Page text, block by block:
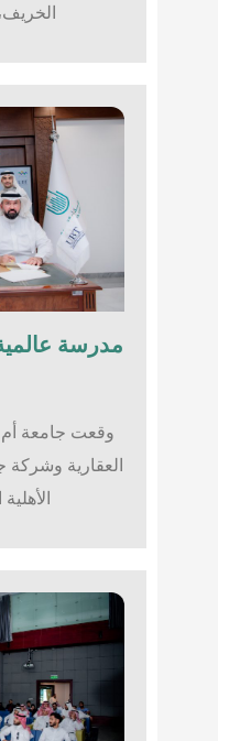
مدرسة
وقعت جامعة
العقارية وشركة